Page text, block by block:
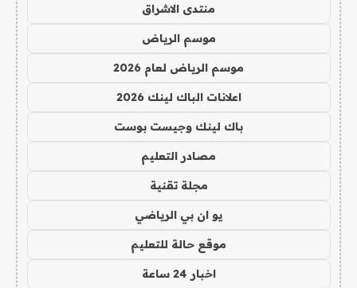
منتدى الاشراق
موسم الرياض
موسم الرياض لعام 2026
اعلانات الباك لينك 2026
باك لينك وجيست بوست
مصادر التعليم
مجلة تقنية
يو ان بي الرياضي
موقع حالة للتعليم
اخبار 24 ساعة